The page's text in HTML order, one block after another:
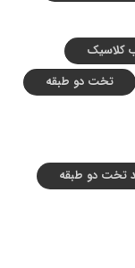
کلاسیک
تخت دو طبقه
تخت دو طبقه